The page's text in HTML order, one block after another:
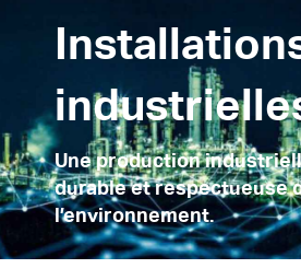
Une production
durable et respectueuse
l’environnement.